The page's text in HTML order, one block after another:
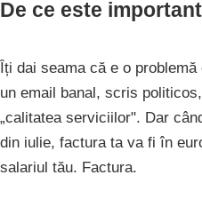
De ce este
Îți dai seama că e o
un email banal, scris
„calitatea serviciilor". Dar
din iulie, factura ta va fi în
salariul tău. Factura.